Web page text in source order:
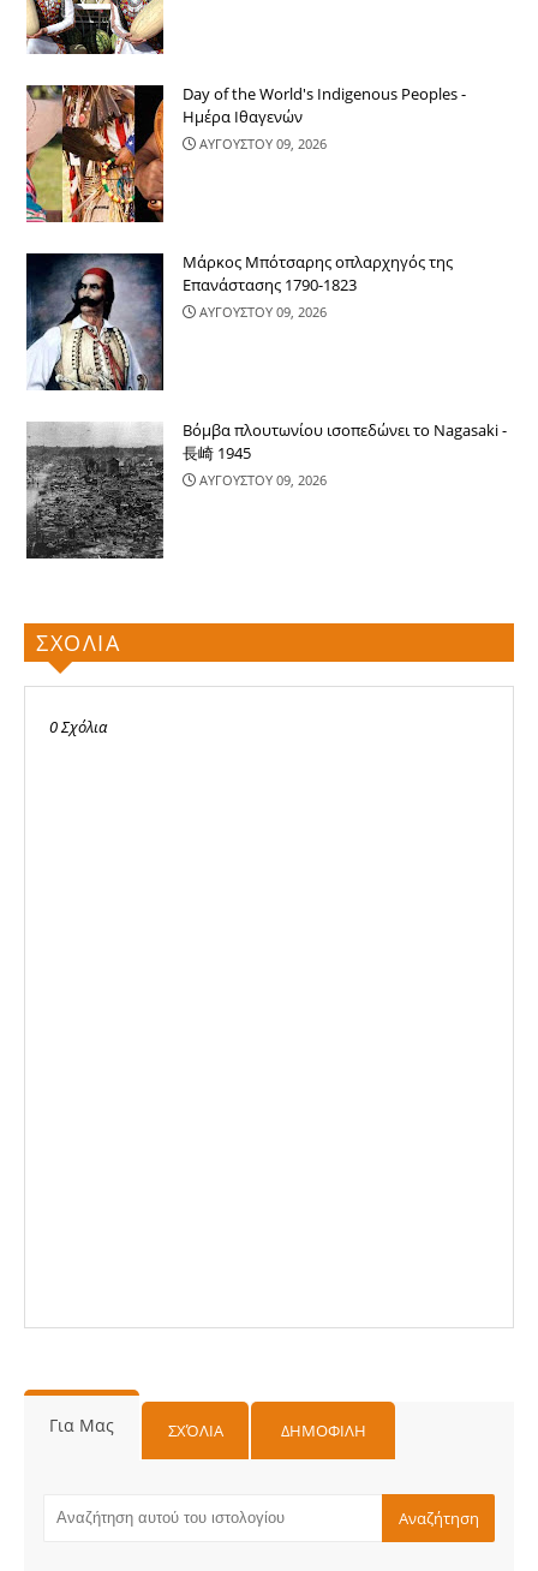
Day of the World's Indigenous Peoples -
Ημέρα Ιθαγενών
ΑΥΓΟΥΣΤΟΥ 09, 2026
Μάρκος Μπότσαρης οπλαρχηγός της
Επανάστασης 1790-1823
ΑΥΓΟΥΣΤΟΥ 09, 2026
Βόμβα πλουτωνίου ισοπεδώνει το Nagasaki -
長崎 1945
ΑΥΓΟΥΣΤΟΥ 09, 2026
ΣΧΟΛΙΑ
0 Σχόλια
Για Μας ΣΧΌΛΙΑ ΔΗΜΟΦΙΛΗ